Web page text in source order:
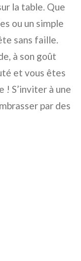
la table. Que
ou un simple
sans faille.
à son goût
et vous êtes
! S’inviter à une
par des